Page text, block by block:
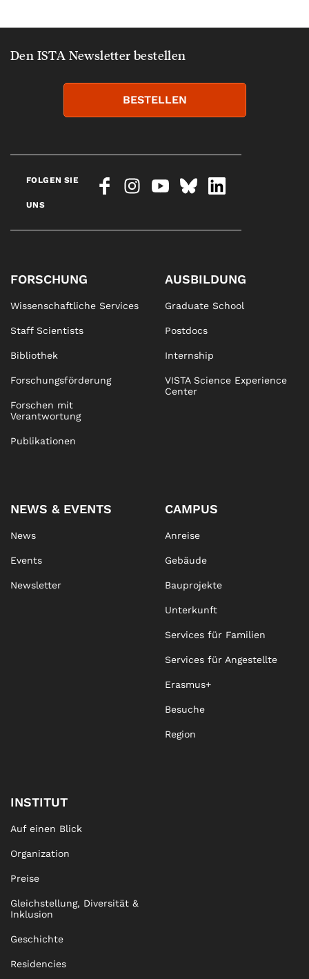
Den ISTA Newsletter bestellen
BESTELLEN
FOLGEN SIE
UNS
FORSCHUNG
Wissenschaftliche Services
Staff Scientists
Bibliothek
Forschungsförderung
Forschen mit
Verantwortung
Publikationen
AUSBILDUNG
Graduate School
Postdocs
Internship
VISTA Science Experience
Center
NEWS & EVENTS
News
Events
Newsletter
CAMPUS
Anreise
Gebäude
Bauprojekte
Unterkunft
Services für Familien
Services für Angestellte
Erasmus+
Besuche
Region
INSTITUT
Auf einen Blick
Organization
Preise
Gleichstellung, Diversität &
Inklusion
Geschichte
Residencies